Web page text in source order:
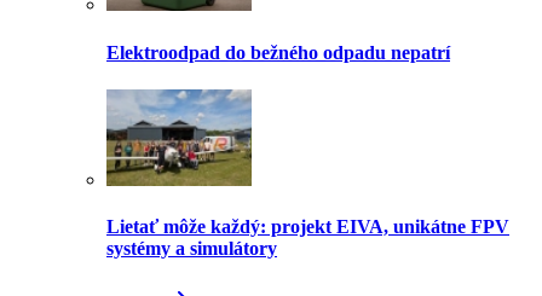
Elektroodpad do bežného odpadu nepatrí
Lietať môže každý: projekt EIVA, unikátne FPV
systémy a simulátory